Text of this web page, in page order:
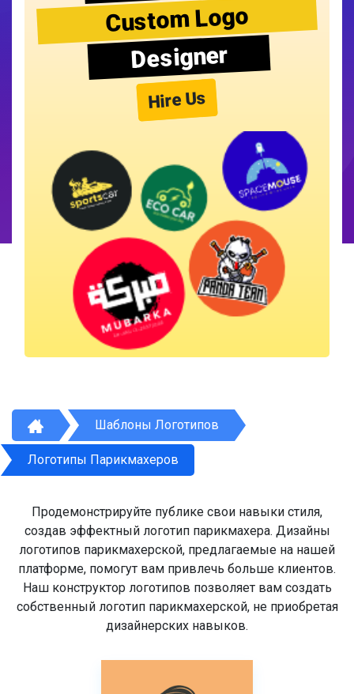
Custom Logo
Designer
Hire Us
Шаблоны Логотипов
Логотипы Парикмахеров
Продемонстрируйте публике свои навыки стиля,
создав эффектный логотип парикмахера. Дизайны
логотипов парикмахерской, предлагаемые на нашей
платформе, помогут вам привлечь больше клиентов.
Наш конструктор логотипов позволяет вам создать
собственный логотип парикмахерской, не приобретая
дизайнерских навыков.